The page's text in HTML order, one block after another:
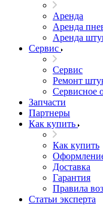
Аренда
Аренда
Аренда
Сервис
Сервис
Ремонт
Сервисное
Запчасти
Партнеры
Как купить
Как купить
Оформление
Доставка
Гарантия
Правила
Статьи эксперта